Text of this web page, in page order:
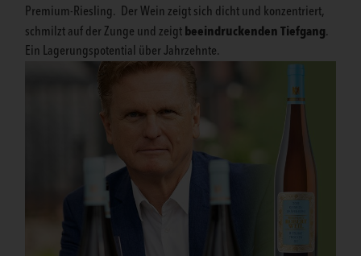
Premium-Riesling. Der Wein zeigt sich dicht und konzentriert,
schmilzt auf der Zunge und zeigt beeindruckenden Tiefgang.
Ein Lagerungspotential über Jahrzehnte.